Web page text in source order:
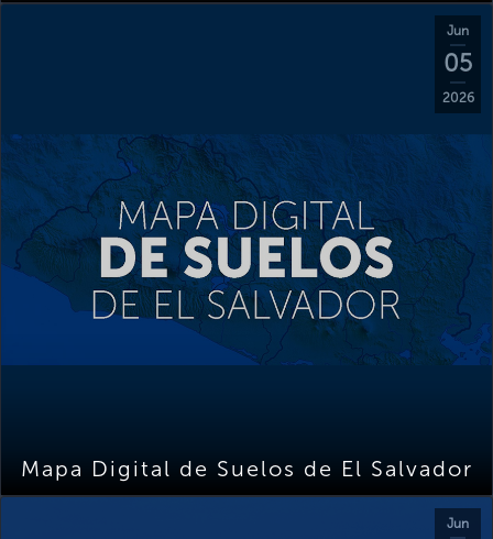
Jun
05
2026
Mapa Digital de Suelos de El Salvador
Jun